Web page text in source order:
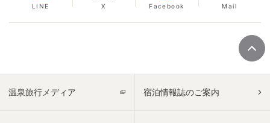
LINE X Facebook Mail
温泉旅行メディア 宿泊情報誌のご案内